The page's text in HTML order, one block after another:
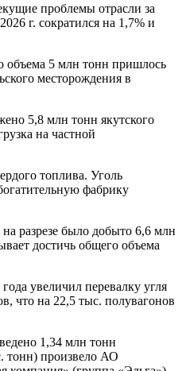
проблемы отрасли за
г. сократился на 1,7% и
объема 5 млн тонн пришлось
месторождения в
5,8 млн тонн якутского
на частной
топлива. Уголь
фабрику
разрезе было добыто 6,6 млн
достичь общего объема
увеличил перевалку угля
что на 22,5 тыс. полувагонов
1,34 млн тонн
тонн) произвело АО